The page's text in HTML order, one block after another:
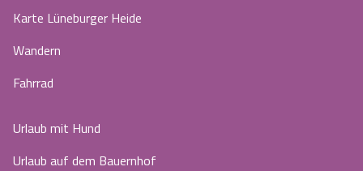
Karte Lüneburger Heide
Wandern
Fahrrad
Urlaub mit Hund
Urlaub auf dem Bauernhof